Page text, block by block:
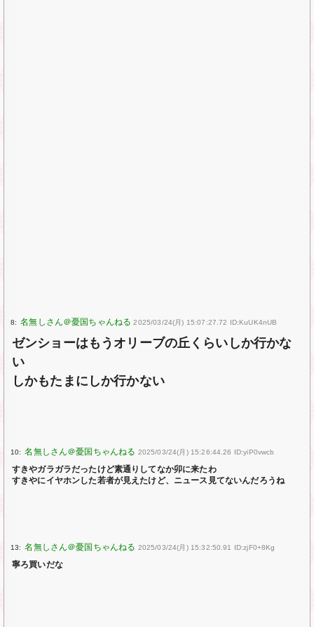
8: 2025/03/24(月) 15:07:27.72 ID:KuUK4nUB
ゼンショーはもうオリーブの丘くらいしか行かな
い
しかもたまにしか行かない
10: 2025/03/24(月) 15:26:44.26 ID:yiP0vwcb
すきやガラガラだったけど素通りしてなか卯に来たわ
すきやにイヤホンした若者が見えたけど、ニュース見てないんだろうね
13: 2025/03/24(月) 15:32:50.91 ID:zjF0+8Kg
寧ろ買いだな